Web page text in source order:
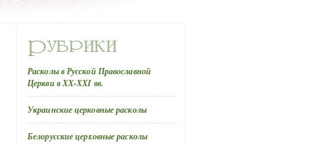
Расколы в Русской Православной
Церкви в ХХ-ХХI вв.
Украинские церковные расколы
Белорусские церковные расколы